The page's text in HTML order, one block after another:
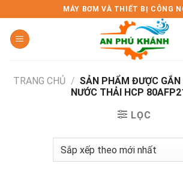
to
content
MÁY BƠM VÀ THIẾT BỊ CÔNG
TRANG CHỦ / SẢN PHẨM ĐƯỢC GẮN
NƯỚC THẢI HCP
LỌC